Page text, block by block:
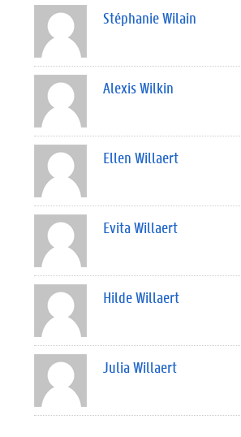
Stéphanie Wilain
Alexis Wilkin
Ellen Willaert
Evita Willaert
Hilde Willaert
Julia Willaert